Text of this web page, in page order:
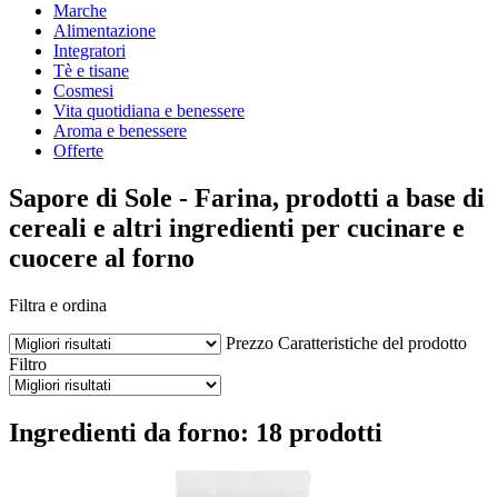
Marche
Alimentazione
Integratori
Tè e tisane
Cosmesi
Vita quotidiana e benessere
Aroma e benessere
Offerte
Sapore di Sole - Farina, prodotti a base di
cereali e altri ingredienti per cucinare e
cuocere al forno
Filtra e ordina
Prezzo Caratteristiche del prodotto
Filtro
Ingredienti da forno: 18 prodotti